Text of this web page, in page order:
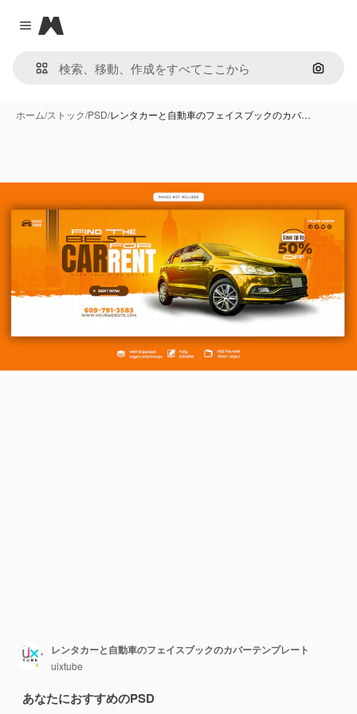
Close menu
Magnific
画像で
ホーム/ストック/PSD/レンタカーと自動車のフェイスブックのカバ…
レンタカーと自動車のフェイスブックのカバーテンプレート
uixtube
あなたにおすすめのPSD